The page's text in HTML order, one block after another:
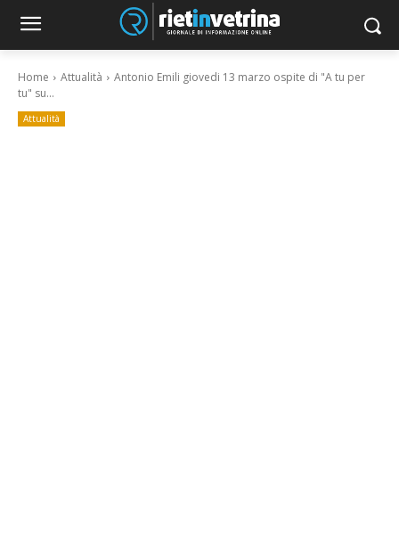
Home Attualità
Antonio Emili giovedi 13 marzo ospite di "A tu per
tu" su...
Attualità